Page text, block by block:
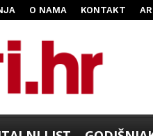
O NAMA KONTAKT